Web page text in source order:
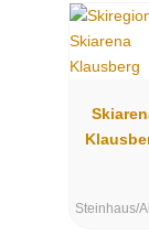
Steinhaus/